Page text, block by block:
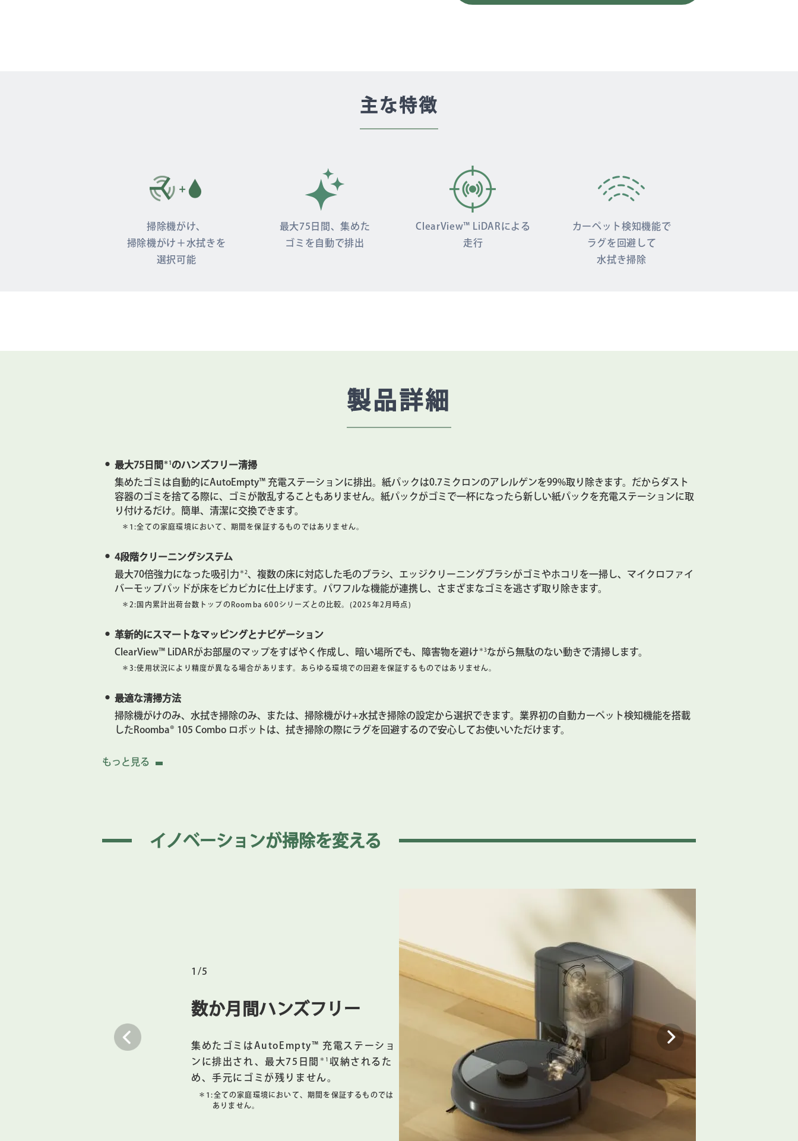
主な特徴
掃除機がけ、
掃除機がけ＋水拭きを
選択可能
最大75日間、集めた
ゴミを自動で排出
ClearView™ LiDARによる
走行
カーペット検知機能で
ラグを回避して
水拭き掃除
製品詳細
最大75日間 ＊1 のハンズフリー清掃
集めたゴミは自動的にAutoEmpty™ 充電ステーションに排出。紙パックは0.7ミクロンのアレルゲンを99%取り除きます。だからダスト
容器のゴミを捨てる際に、ゴミが散乱することもありません。紙パックがゴミで一杯になったら新しい紙パックを充電ステーションに取
り付けるだけ。簡単、清潔に交換できます。
＊1:全ての家庭環境において、期間を保証するものではありません。
4段階クリーニングシステム
最大70倍強力になった吸引力 ＊2、複数の床に対応した毛のブラシ、エッジクリーニングブラシがゴミやホコリを一掃し、マイクロファイ
バーモップパッドが床をピカピカに仕上げます。パワフルな機能が連携し、さまざまなゴミを逃さず取り除きます。
＊2: 国内累計出荷台数トップのRoomba 600シリーズとの比較。(2025年2月時点)
革新的にスマートなマッピングとナビゲーション
ClearView™ LiDARがお部屋のマップをすばやく作成し、暗い場所でも、障害物を避け ＊3ながら無駄のない動きで清掃します。
＊3:使用状況により精度が異なる場合があります。あらゆる環境での回避を保証するものではありません。
最適な清掃方法
掃除機がけのみ、水拭き掃除のみ、または、掃除機がけ+水拭き掃除の設定から選択できます。業界初の自動カーペット検知機能を搭載
したRoomba® 105 Combo ロボットは、拭き掃除の際にラグを回避するので安心してお使いいただけます。
もっと見る
お掃除を完全にカスタマイズ
タップするだけで、お好みの清掃方法を設定したり、清掃完了予定時間や、フィルターの寿命を確認できるほか、進入禁止エリアを作成
内蔵の水拭き機能がマイクロポンプで水の流れを制御し、清掃中にモップパッドを均一に湿らせるため、床をキレイに掃除できます。水
コーヒーのしみやこびりついた汚れに対する標準的な掃除機がけ＆拭き掃除モードとの比較。
と連携させてオンデマンドで清掃を依頼するか、アプリをタップするか、ロボットのボタンを押します。
Alexa、Siri、Googleアシスタント対応デバイスと連携。Alexaおよびすべての関連ロゴは、Amazon.comまたはその関連会社の商標です。Googleおよび
Google Homeは、Google LLCの登録商標です。Siriは米国および他の国々で登録されたApple Inc.の登録商標です。
美しく調和
Roomba® 105 Combo ロボット ＋ AutoEmpty™ 充電ステーションのスタイリッシュな外観は、ご家庭のインテリアに溶け込む美しい仕
上げと質感を持つモダンなデザインです。
セットアップと操作には、2.4GHz帯のネットワークが必要です。セットアップ完了後、ロボットは清掃のために2.4GHz帯に接続したま
イノベーションが掃除を変える
1/5
数か月間ハンズフリー
集めたゴミはAutoEmpty™ 充電ステーショ
ンに排出され、最大75日間
＊1 収納されるた
め、手元にゴミが残りません。
＊1:全ての家庭環境において、期間を保証するものでは
ありません。